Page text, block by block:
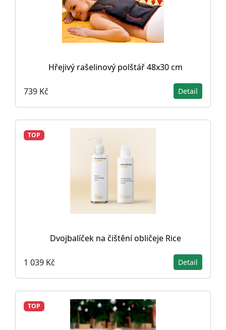
Hřejivý rašelinový polštář 48x30 cm
739 Kč Detail
TOP
Dvojbalíček na čištění obličeje Rice
1 039 Kč Detail
TOP